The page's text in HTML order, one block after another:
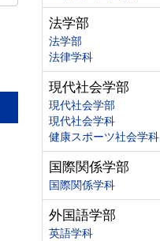
法学部
法学部
法律学科
現代社会学部
現代社会学部
現代社会学科
健康スポーツ社会学科
国際関係学部
国際関係学科
外国語学部
英語学科